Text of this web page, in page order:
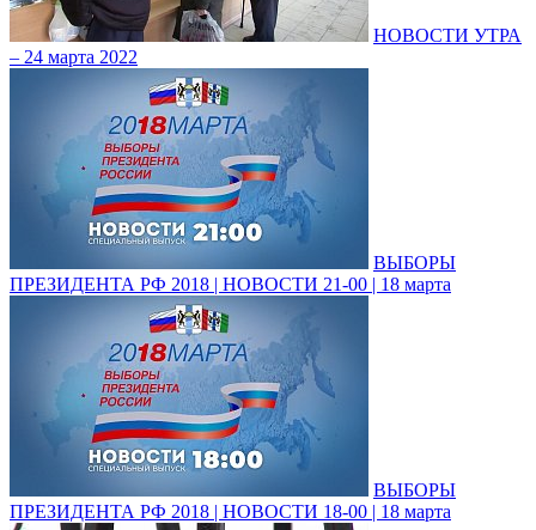
НОВОСТИ УТРА
– 24 марта 2022
ВЫБОРЫ
ПРЕЗИДЕНТА РФ 2018 | НОВОСТИ 21-00 | 18 марта
ВЫБОРЫ
ПРЕЗИДЕНТА РФ 2018 | НОВОСТИ 18-00 | 18 марта